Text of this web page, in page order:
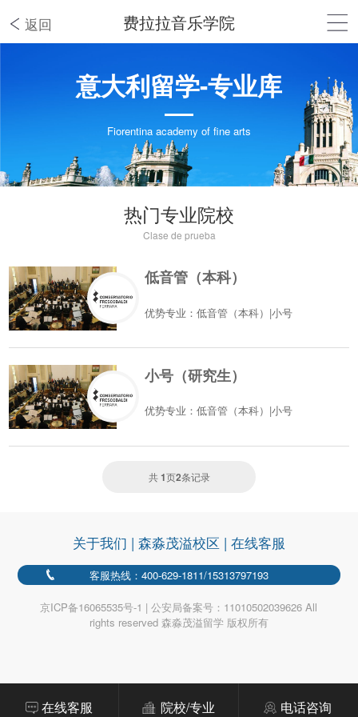
返回 费拉拉音乐学院
意大利留学-专业库
Fiorentina academy of fine arts
热门专业院校
Clase de prueba
低音管（本科）
优势专业：低音管（本科）|小号
小号（研究生）
优势专业：低音管（本科）|小号
共1页2条记录
关于我们 | 森淼茂溢校区 | 在线客服
客服热线：400-629-1811/15313797193
京ICP备16065535号-1 | 公安局备案号：11010502039626 All
rights reserved 森淼茂溢留学 版权所有
在线客服 院校/专业 电话咨询